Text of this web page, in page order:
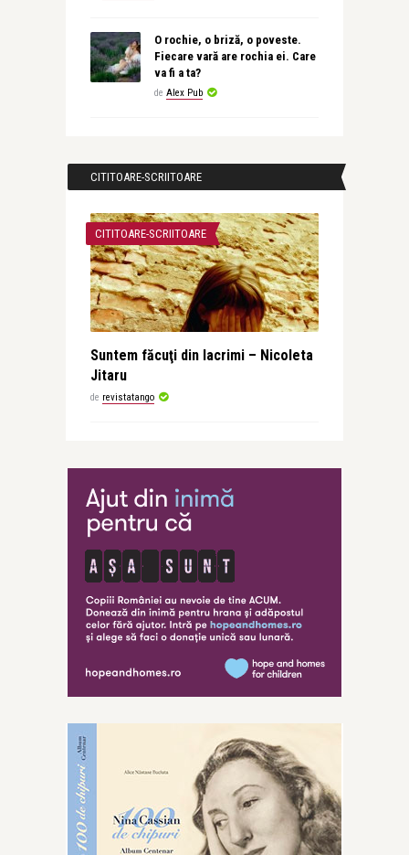
O rochie, o briză, o poveste.
Fiecare vară are rochia ei. Care
va fi a ta?
de Alex Pub
CITITOARE-SCRIITOARE
CITITOARE-SCRIITOARE
Suntem făcuţi din lacrimi – Nicoleta
Jitaru
de revistatango